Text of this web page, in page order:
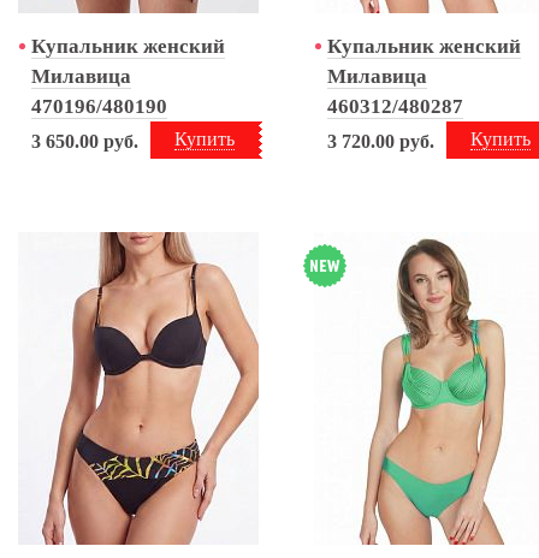
Купальник женский
Милавица
470196/480190
Купить
3 650.00 руб.
Купальник женский
Милавица
460312/480287
Купить
3 720.00 руб.